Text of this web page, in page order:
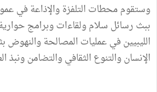
وستقوم محطات التلفزة والإذاعة في
ببث رسائل سلام ولقاءات وبرامج
الليبيين في عمليات المصالحة والنهوض
الإنسان والتنوع الثقافي والتضامن ونبذ